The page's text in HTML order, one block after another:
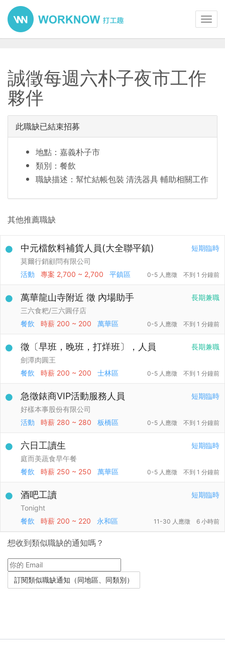
誠徵每週六朴子夜市工作
夥伴
此職缺已結束招募
地點：嘉義朴子市
類別：餐飲
職缺描述：幫忙結帳包裝 清洗器具 輔助相關工作
其他推薦職缺
短期臨時
中元檔飲料補貨人員(大全聯平鎮)
莫爾行銷顧問有限公司
活動
專案 2,700 ~ 2,700 平鎮區 0-5 人應徵 不到 1 分鐘前
長期兼職
萬華龍山寺附近 徵 內場助手
三六食粑/三六圓仔店
餐飲
時薪 200 ~ 200 萬華區 0-5 人應徵 不到 1 分鐘前
長期兼職
徵〔早班，晚班，打烊班〕，人員
劍潭肉圓王
餐飲
時薪 200 ~ 200 士林區 0-5 人應徵 不到 1 分鐘前
短期臨時
急徵錶商VIP活動服務人員
好樣本事股份有限公司
活動
時薪 280 ~ 280 板橋區 0-5 人應徵 不到 1 分鐘前
短期臨時
六日工讀生
庭而美蔬食早午餐
餐飲
時薪 250 ~ 250 萬華區 0-5 人應徵 不到 1 分鐘前
短期臨時
酒吧工讀
Tonight
餐飲
時薪 200 ~ 220 永和區 11-30 人應徵 6 小時前
想收到類似職缺的通知嗎？